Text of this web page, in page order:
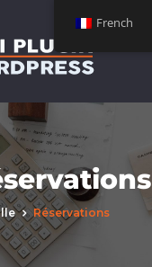
Réservations
French